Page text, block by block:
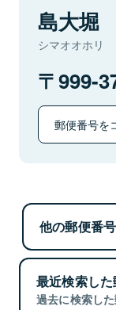
島大堀
シマオオホリ
999-
郵便番号を
他の郵便番
最近検索し
過去に検索し